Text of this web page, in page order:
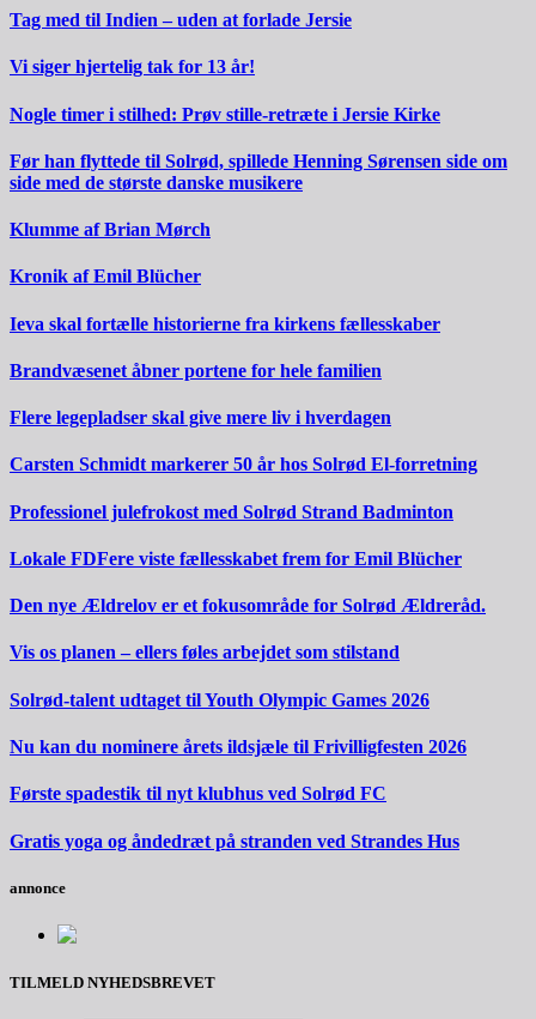
Tag med til Indien – uden at forlade Jersie
Vi siger hjertelig tak for 13 år!
Nogle timer i stilhed: Prøv stille-retræte i Jersie Kirke
Før han flyttede til Solrød, spillede Henning Sørensen side om
side med de største danske musikere
Klumme af Brian Mørch
Kronik af Emil Blücher
Ieva skal fortælle historierne fra kirkens fællesskaber
Brandvæsenet åbner portene for hele familien
Flere legepladser skal give mere liv i hverdagen
Carsten Schmidt markerer 50 år hos Solrød El-forretning
Professionel julefrokost med Solrød Strand Badminton
Lokale FDFere viste fællesskabet frem for Emil Blücher
Den nye Ældrelov er et fokusområde for Solrød Ældreråd.
Vis os planen – ellers føles arbejdet som stilstand
Solrød-talent udtaget til Youth Olympic Games 2026
Nu kan du nominere årets ildsjæle til Frivilligfesten 2026
Første spadestik til nyt klubhus ved Solrød FC
Gratis yoga og åndedræt på stranden ved Strandes Hus
annonce
TILMELD NYHEDSBREVET